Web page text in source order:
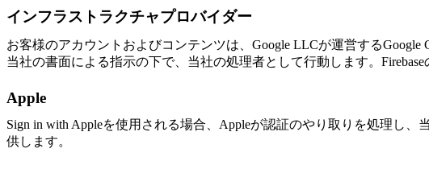
インフラストラクチャプロバイダー
お客様のアカウントおよびコンテンツは、Google LLCが運営するGoogle
当社の書面による指示の下で、当社の処理者として行動します。
Apple
Sign in with Appleを使用される場合、Appleが認証のやり取りを処理し
供します。